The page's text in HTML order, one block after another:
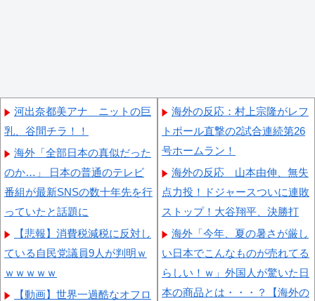
河出奈都美アナ ニットの巨
乳、谷間チラ！！
海外「全部日本の真似だった
のか…」 日本の普通のテレビ
番組が最新SNSの数十年先を行
っていたと話題に
【悲報】消費税減税に反対し
ている自民党議員9人が判明ｗ
ｗｗｗｗｗ
【動画】世界一過酷なオフロ
海外の反応：村上宗隆がレフ
トポール直撃の2試合連続第26
号ホームラン！
海外の反応 山本由伸、無失
点力投！ドジャースついに連敗
ストップ！大谷翔平、決勝打
海外「今年、夏の暑さが厳し
い日本でこんなものが売れてる
らしい！ｗ」外国人が驚いた日
本の商品とは・・・？【海外の